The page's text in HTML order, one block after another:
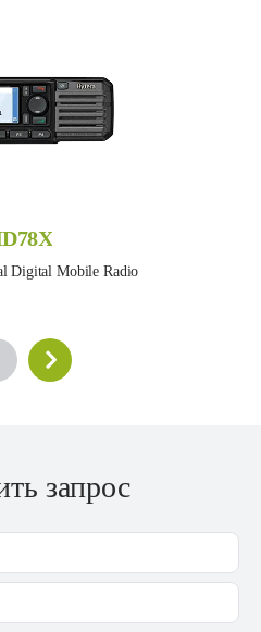
Digital Mobile Radio
запрос